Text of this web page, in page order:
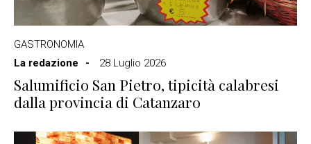
GASTRONOMIA
La redazione
28 Luglio 2026
Salumificio San Pietro, tipicità calabresi
dalla provincia di Catanzaro